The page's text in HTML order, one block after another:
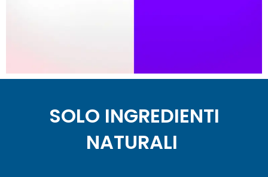
SOLO INGREDIENTI
NATURALI